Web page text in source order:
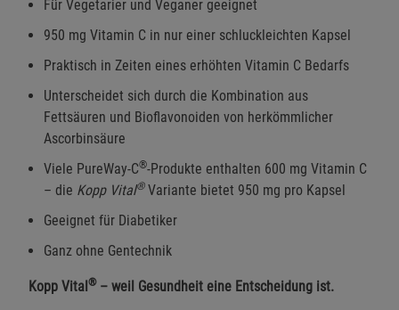
Für Vegetarier und Veganer geeignet
950 mg Vitamin C in nur einer schluckleichten Kapsel
Praktisch in Zeiten eines erhöhten Vitamin C Bedarfs
Unterscheidet sich durch die Kombination aus
Fettsäuren und Bioflavonoiden von herkömmlicher
Ascorbinsäure
Viele PureWay-C®-Produkte enthalten 600 mg Vitamin C
– die Kopp Vital®Variante bietet 950 mg pro Kapsel
Geeignet für Diabetiker
Ganz ohne Gentechnik
Kopp Vital®– weil Gesundheit eine Entscheidung ist.